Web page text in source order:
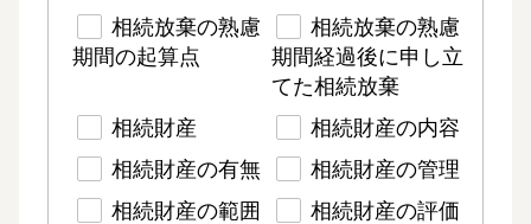
相続放棄の熟慮
期間の起算点
相続放棄の熟慮
期間経過後に申し立
てた相続放棄
相続財産
相続財産の内容
相続財産の有無
相続財産の管理
相続財産の範囲
相続財産の評価